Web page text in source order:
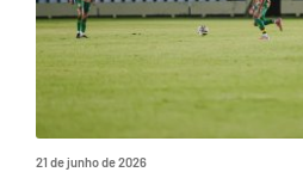
21 de junho de 2026